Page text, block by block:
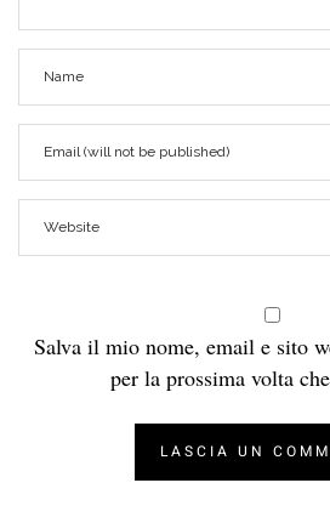
Salva il mio nome, email e sito
per la prossima volta